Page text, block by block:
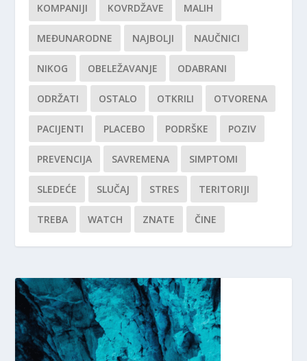
KOMPANIJI KOVRDŽAVE MALIH
MEĐUNARODNE NAJBOLJI NAUČNICI
NIKOG OBELEŽAVANJE ODABRANI
ODRŽATI OSTALO OTKRILI OTVORENA
PACIJENTI PLACEBO PODRŠKE POZIV
PREVENCIJA SAVREMENA SIMPTOMI
SLEDEĆE SLUČAJ STRES TERITORIJI
TREBA WATCH ZNATE ČINE